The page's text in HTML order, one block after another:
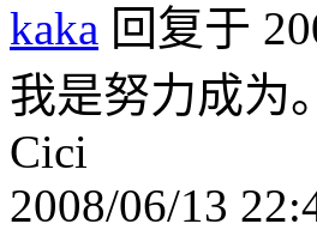
kaka 回复于
我是努力成为
Cici
2008/06/13